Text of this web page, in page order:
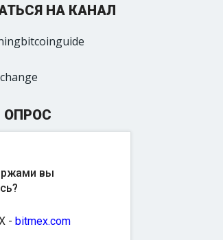
НА КАНАЛ
ОПРОС
вы
- bitmex.com